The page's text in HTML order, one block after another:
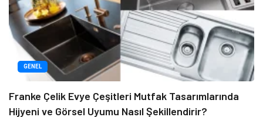
GENEL
Franke Çelik Evye Çeşitleri Mutfak Tasarımlarında
Hijyeni ve Görsel Uyumu Nasıl Şekillendirir?